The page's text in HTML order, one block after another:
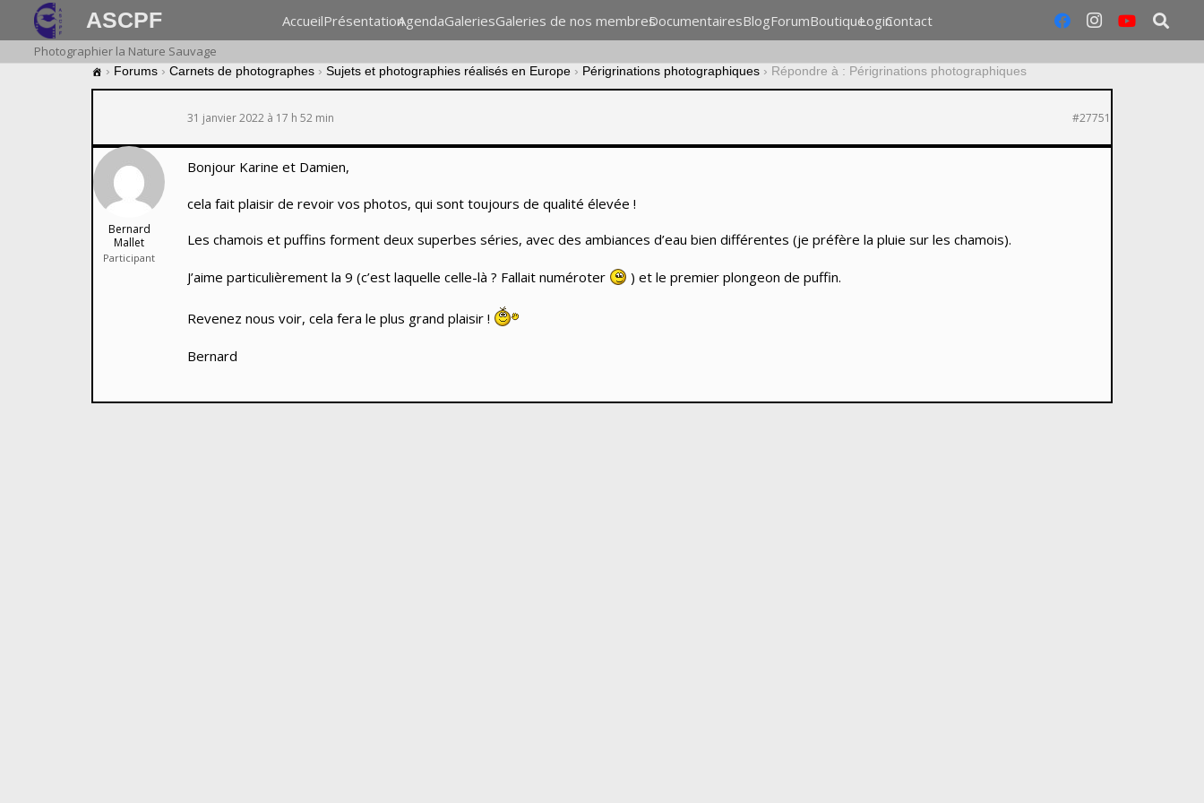
ASCPF AccueilPrésentationAgendaGaleriesGaleries de nos membresDocumentairesBlogForumBoutiqueLoginContact
Photographier la Nature Sauvage
› Forums › Carnets de photographes › Sujets et photographies réalisés en Europe › Périgrinations photographiques › Répondre à : Périgrinations photographiques
31 janvier 2022 à 17 h 52 min #27751
Bernard
Mallet
Participant
Bonjour Karine et Damien,
cela fait plaisir de revoir vos photos, qui sont toujours de qualité élevée !
Les chamois et puffins forment deux superbes séries, avec des ambiances d’eau bien différentes (je préfère la pluie sur les chamois).
J’aime particulièrement la 9 (c’est laquelle celle-là ? Fallait numéroter ) et le premier plongeon de puffin.
Revenez nous voir, cela fera le plus grand plaisir !
Bernard